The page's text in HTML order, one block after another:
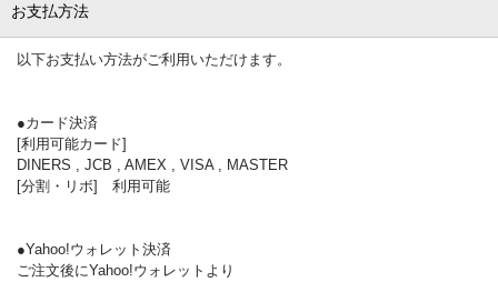
お支払方法
以下お支払い方法がご利用いただけます。
●カード決済
[利用可能カード]
DINERS , JCB , AMEX , VISA , MASTER
[分割・リボ] 利用可能
●Yahoo!ウォレット決済
ご注文後にYahoo!ウォレットより